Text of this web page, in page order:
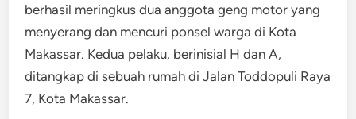
berhasil meringkus dua anggota geng motor yang
menyerang dan mencuri ponsel warga di Kota
Makassar. Kedua pelaku, berinisial H dan A,
ditangkap di sebuah rumah di Jalan Toddopuli Raya
7, Kota Makassar.